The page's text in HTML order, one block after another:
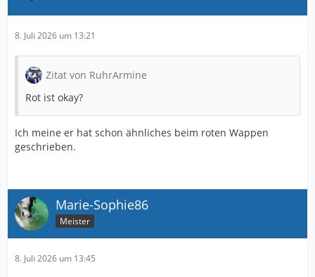
8. Juli 2026 um 13:21
Zitat von RuhrArmine
Rot ist okay?
Ich meine er hat schon ähnliches beim roten Wappen
geschrieben.
Marie-Sophie86
Meister
8. Juli 2026 um 13:45